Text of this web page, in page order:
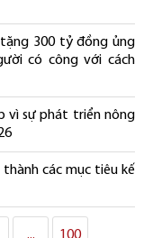
300 tỷ đồng ủng
có công với cách
vì sự phát triển nông
các mục tiêu kế